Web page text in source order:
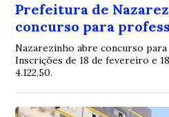
Prefeitura de
concurso para
Nazarezinho abre concurso
Inscrições de 18 de fevereiro e
4.122,50.